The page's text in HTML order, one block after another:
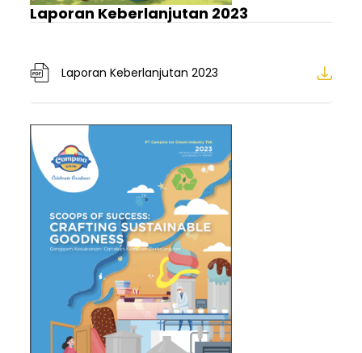
Laporan Keberlanjutan 2023
Laporan Keberlanjutan 2023